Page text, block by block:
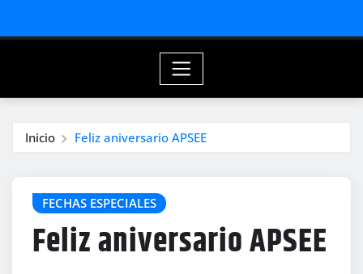
Inicio Feliz aniversario APSEE
FECHAS ESPECIALES
Feliz aniversario APSEE